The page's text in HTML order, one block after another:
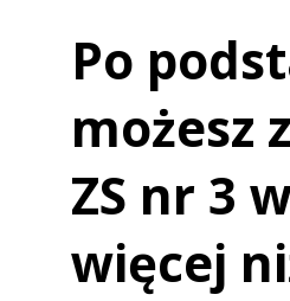
Po
możesz
ZS nr 3
więcej